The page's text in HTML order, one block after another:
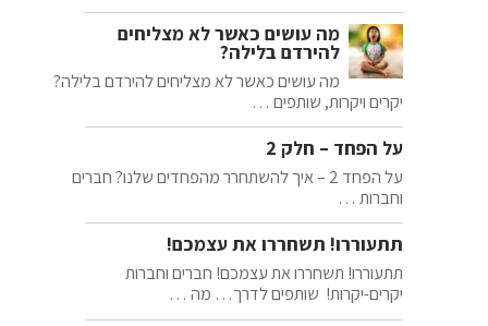
מה עושים כאשר לא מצליחים
להירדם בלילה?
מה עושים כאשר לא מצליחים להירדם בלילה?
יקרים ויקרות, שותפים …
על הפחד – חלק 2
על הפחד 2 – איך להשתחרר מהפחדים שלנו? חברים
וחברות …
תתעוררו! תשחררו את עצמכם!
תתעוררו! תשחררו את עצמכם! חברים וחברות
יקרים-יקרות! שותפים לדרך… מה …